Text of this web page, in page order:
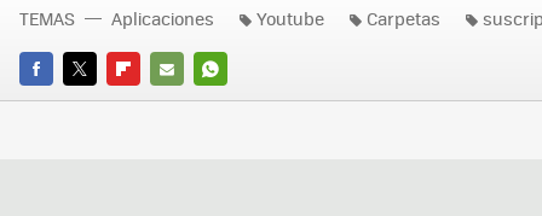
FACEBOOK
TWITTERFLIPBOARD
E-
WHATSAPP
TEMAS Aplicaciones Youtube Carpetas